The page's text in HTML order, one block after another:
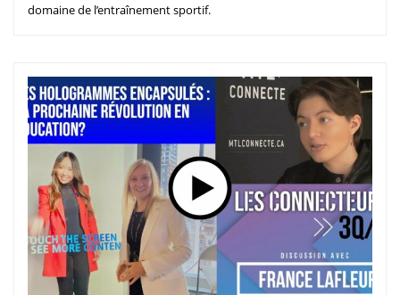
domaine de l’entraînement sportif.